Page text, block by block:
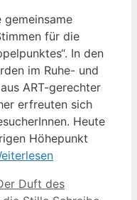
gemeinsame
für die
In den
im Ruhe- und
ART-gerechter
erfreuten sich
Heute
Höhepunkt
Duft des